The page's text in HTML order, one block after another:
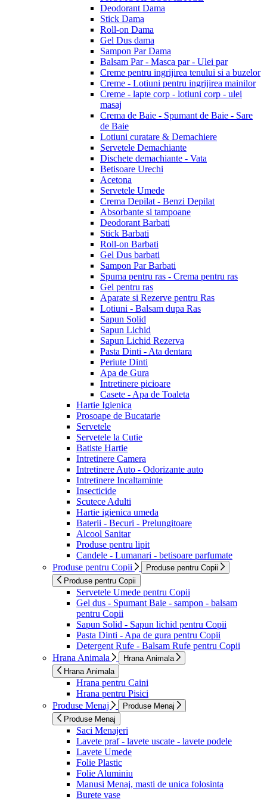
Deodorant Dama
Stick Dama
Roll-on Dama
Gel Dus dama
Sampon Par Dama
Balsam Par - Masca par - Ulei par
Creme pentru ingrijirea tenului si a buzelor
Creme - Lotiuni pentru ingrijirea mainilor
Creme - lapte corp - lotiuni corp - ulei
masaj
Crema de Baie - Spumant de Baie - Sare
de Baie
Lotiuni curatare & Demachiere
Servetele Demachiante
Dischete demachiante - Vata
Betisoare Urechi
Acetona
Servetele Umede
Crema Depilat - Benzi Depilat
Absorbante si tampoane
Deodorant Barbati
Stick Barbati
Roll-on Barbati
Gel Dus barbati
Sampon Par Barbati
Spuma pentru ras - Crema pentru ras
Gel pentru ras
Aparate si Rezerve pentru Ras
Lotiuni - Balsam dupa Ras
Sapun Solid
Sapun Lichid
Sapun Lichid Rezerva
Pasta Dinti - Ata dentara
Periute Dinti
Apa de Gura
Intretinere picioare
Casete - Apa de Toaleta
Hartie Igienica
Prosoape de Bucatarie
Servetele
Servetele la Cutie
Batiste Hartie
Intretinere Camera
Intretinere Auto - Odorizante auto
Intretinere Incaltaminte
Insecticide
Scutece Adulti
Hartie igienica umeda
Baterii - Becuri - Prelungitoare
Alcool Sanitar
Produse pentru lipit
Candele - Lumanari - betisoare parfumate
Produse pentru Copii
Produse pentru Copii
Produse pentru Copii
Servetele Umede pentru Copii
Gel dus - Spumant Baie - sampon - balsam
pentru Copii
Sapun Solid - Sapun lichid pentru Copii
Pasta Dinti - Apa de gura pentru Copii
Detergent Rufe - Balsam Rufe pentru Copii
Hrana Animala
Hrana Animala
Hrana Animala
Hrana pentru Caini
Hrana pentru Pisici
Produse Menaj
Produse Menaj
Produse Menaj
Saci Menajeri
Lavete praf - lavete uscate - lavete podele
Lavete Umede
Folie Plastic
Folie Aluminiu
Manusi Menaj, masti de unica folosinta
Burete vase